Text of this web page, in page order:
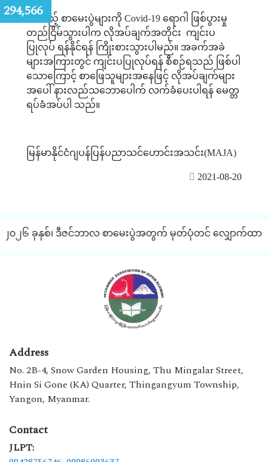
လာမည့် စာမေးပွဲများကို Covid-19ရောဂါ
ဖြစ်ပွားမှု
တည်ငြိမ်သွားပါက လိုအပ်ချက်အတိုင်း ကျင်းပ
ပြုလုပ် ရန်နိုင်ရန် ကြိုးစားသွားပါမည်။ အခက်အခဲ
များအကြားတွင် ကျင်းပပြုလုပ်ရန် စီစဉ်ရသည် ဖြစ်ပါ
သောကြောင့် စာဖြေသူများအနေဖြင့် လိုအပ်ချက်များ
အပေါ် နားလည်သဘောပေါက် လက်ခံပေးပါရန် မေတ္တ
ရပ်ခံအပ်ပါ သည်။
မြန်မာနိုင်ငံဂျပန်ပြန်ပညာသင်ဟောင်းအသင်း(MAJA)
2021-08-20
၀၂၆ ခုနှစ်၊ ဒီဇင်ဘာလ စာမေးပွဲအတွက် မှတ်ပုံတင် လျှောက်ထားခြ
Address
No. 2B-4, Snow Garden Housing, Thu Mingalar Street,
Hnin Si Gone (KA) Quarter, Thingangyum Township,
Yangon, Myanmar.
Contact
JLPT:
294,566